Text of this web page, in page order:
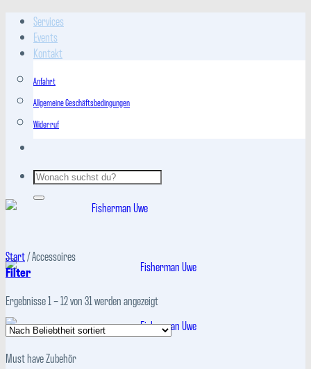
Zum
Inhalt
springen
Services
Events
Kontakt
Anfahrt
Allgemeine Geschäftsbedingungen
Widerruf
Suchen
Start/Accessoires
Filter
Ergebnisse 1 – 12 von 31 werden angezeigtNach
sortiert
Must have Zubehör